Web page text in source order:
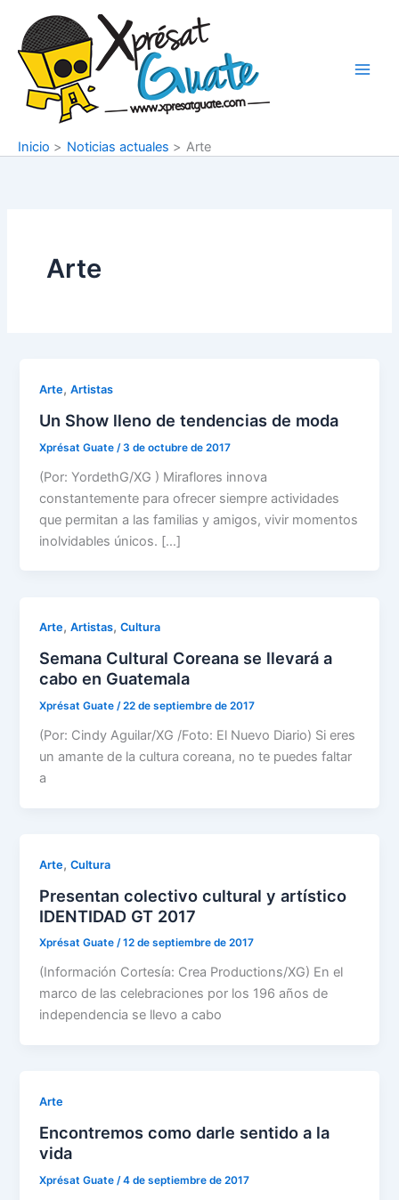
contenido
Inicio Noticias actuales Arte
Arte
Arte,Artistas
Un Show lleno de tendencias de moda
Xprésat Guate /3 de octubre de 2017
(Por: YordethG/XG ) Miraflores innova
constantemente para ofrecer siempre actividades
que permitan a las familias y amigos, vivir momentos
inolvidables únicos. […]
Arte,Artistas,Cultura
Semana Cultural Coreana se llevará a
cabo en Guatemala
Xprésat Guate/22 de septiembre de 2017
(Por: Cindy Aguilar/XG /Foto: El Nuevo Diario) Si eres
un amante de la cultura coreana, no te puedes faltar
a
Arte,Cultura
Presentan colectivo cultural y artístico
IDENTIDAD GT 2017
Xprésat Guate/12 de septiembre de 2017
(Información Cortesía: Crea Productions/XG) En el
marco de las celebraciones por los 196 años de
independencia se llevo a cabo
Arte
Encontremos como darle sentido a la
vida
Xprésat Guate/4 de septiembre de 2017